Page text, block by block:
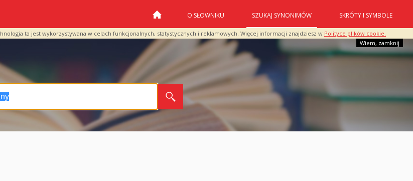
ta jest wykorzystywana w celach funkcjonalnych, statystycznych i reklamowych. Więcej informacji znajdziesz w Polityce plików cookie.
Wiem, zamknij
O SŁOWNIKU SZUKAJ SYNONIMÓW SKRÓTY I SYMBOLE